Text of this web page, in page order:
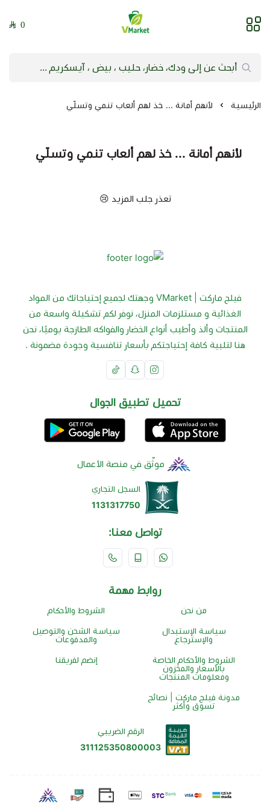
فيلج ماركت | VMarket
0
الرئيسية لأنهم أمانة ... خذ لهم ألعاب تنمي وتسلّي
لأنهم أمانة ... خذ لهم ألعاب تنمي وتسلّي
تعذر جلب المزيد 😢
فيلج ماركت | VMarket وجهتك لجميع إحتياجاتك من المواد
الغذائية و مستلزمات المنزل، نوفر لكم تشكيلة واسعة من
المنتجات وألذ وأطيب أنواع الخضار والفواكه الطازجة يوميًا، نحن
هنا لتلبية كافة إحتياجتكم بأسعار تنافسية وجودة مضمونة .
تحميل تطبيق الجوال
موثّق في منصة الأعمال
السجل التجاري
1131317750
تواصل معنا:
روابط مهمة
من نحن الشروط والأحكام
سياسة الإستبدال
والإسترجاع
سياسة الشحن والتوصيل
والمدفوعات
الشروط والأحكام الخاصة
بالأسعار والمخزون
ومعلومات المنتجات
إنضم لفريقنا
مدونة فيلج ماركت | نصائح
تسوق وأكثر
الرقم الضريبي
311125350800003